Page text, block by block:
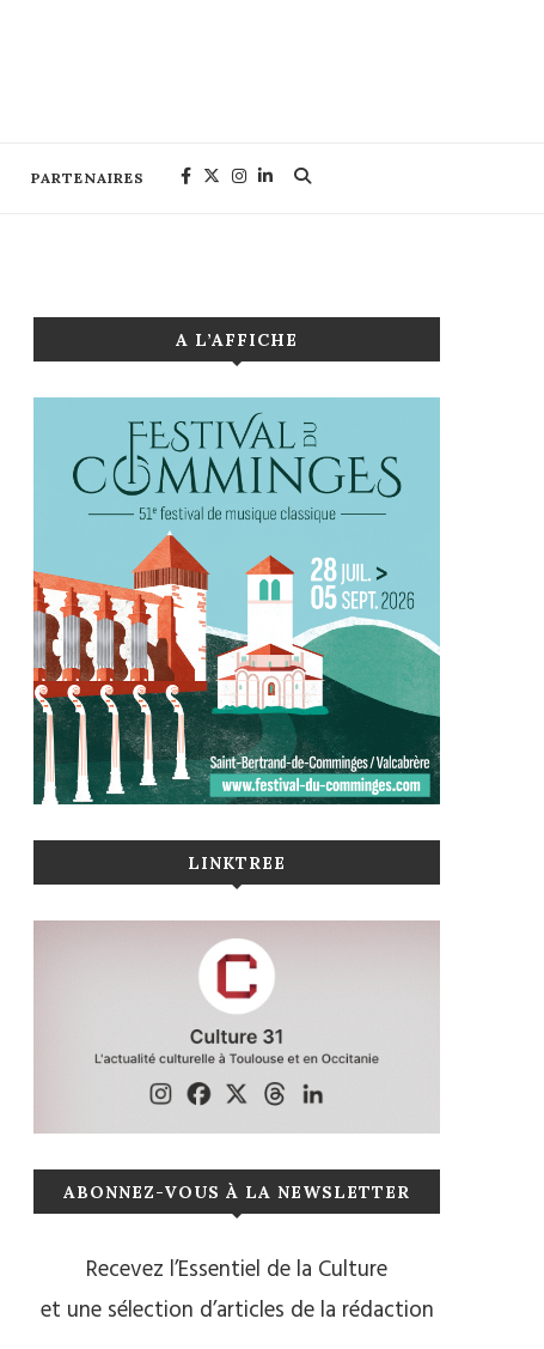
PARTENAIRES
A L’AFFICHE
LINKTREE
ABONNEZ-VOUS À LA NEWSLETTER
Recevez l’Essentiel de la Culture
et une sélection d’articles de la rédaction